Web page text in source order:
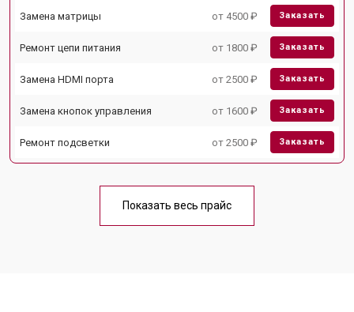
Замена матрицы от 4500 ₽ Заказать
Ремонт цепи питания от 1800 ₽ Заказать
Замена HDMI порта от 2500 ₽ Заказать
Замена кнопок управления от 1600 ₽ Заказать
Ремонт подсветки от 2500 ₽ Заказать
Показать весь прайс